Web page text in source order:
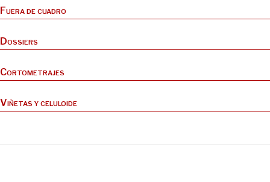
Fuera de cuadro
Dossiers
Cortometrajes
Viñetas y celuloide